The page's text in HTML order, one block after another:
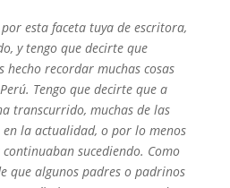
esta faceta tuya de escritora,
y tengo que decirte que
recordar muchas cosas
Tengo que decirte que a
transcurrido, muchas de las
en la actualidad, o por lo menos
sucediendo. Como
que algunos padres o padrinos